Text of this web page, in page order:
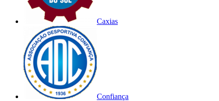
Caxias
Confiança